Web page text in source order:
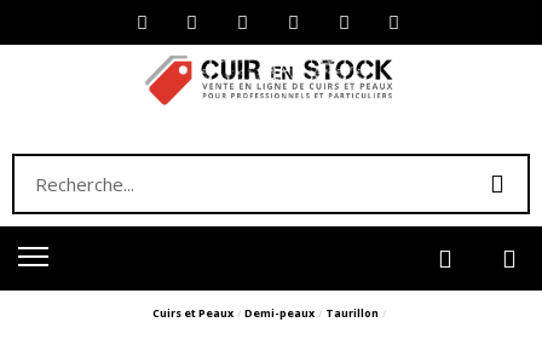
Cuirs et Peaux Demi-peaux Taurillon